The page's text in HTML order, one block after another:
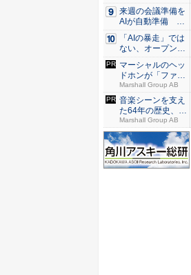
来週の会議準備を
AIが自動準備
「Cop...
「AIの暴走」では
ない、オープンAI
のモ...
マーシャルのヘッ
ドホンが「ファッ
ション」...
Marshall Group AB
音楽シーンを支え
た64年の歴史、こ
のヘッ...
Marshall Group AB